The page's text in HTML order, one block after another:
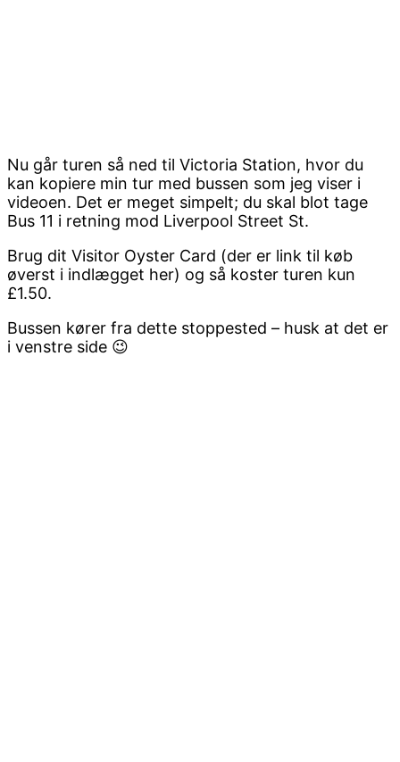
Nu går turen så ned til Victoria Station, hvor du
kan kopiere min tur med bussen som jeg viser i
videoen. Det er meget simpelt; du skal blot tage
Bus 11 i retning mod Liverpool Street St.
Brug dit Visitor Oyster Card (der er link til køb
øverst i indlægget her) og så koster turen kun
£1.50.
Bussen kører fra dette stoppested – husk at det er
i venstre side 😉